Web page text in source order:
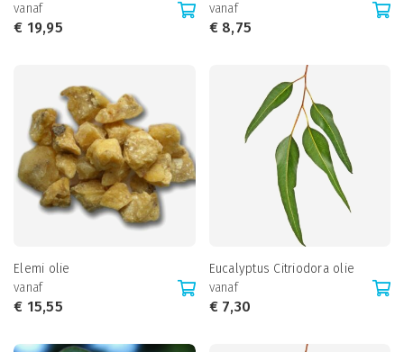
vanaf
€ 19,95
vanaf
€8,75
Elemi olie
vanaf
€ 15,55
Eucalyptus Citriodora olie
vanaf
€7,30